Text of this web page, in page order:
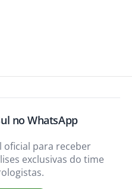
no WhatsApp
oficial para receber
exclusivas do time